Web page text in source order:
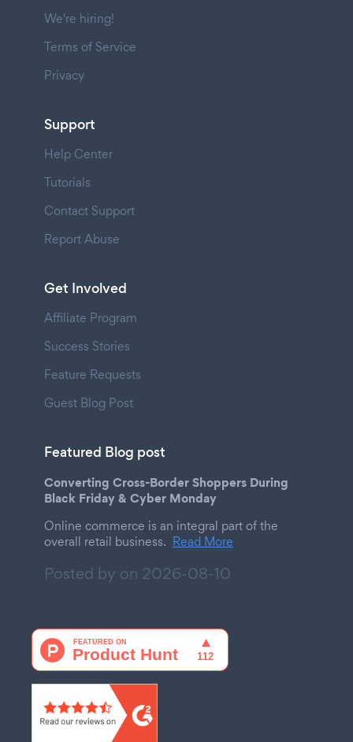
We're hiring!
Terms of Service
Privacy
Support
Help Center
Tutorials
Contact Support
Report Abuse
Get Involved
Affiliate Program
Success Stories
Feature Requests
Guest Blog Post
Featured Blog post
Converting Cross-Border Shoppers During
Black Friday & Cyber Monday
Online commerce is an integral part of the
overall retail business. Read More
Posted by on 2026-08-10